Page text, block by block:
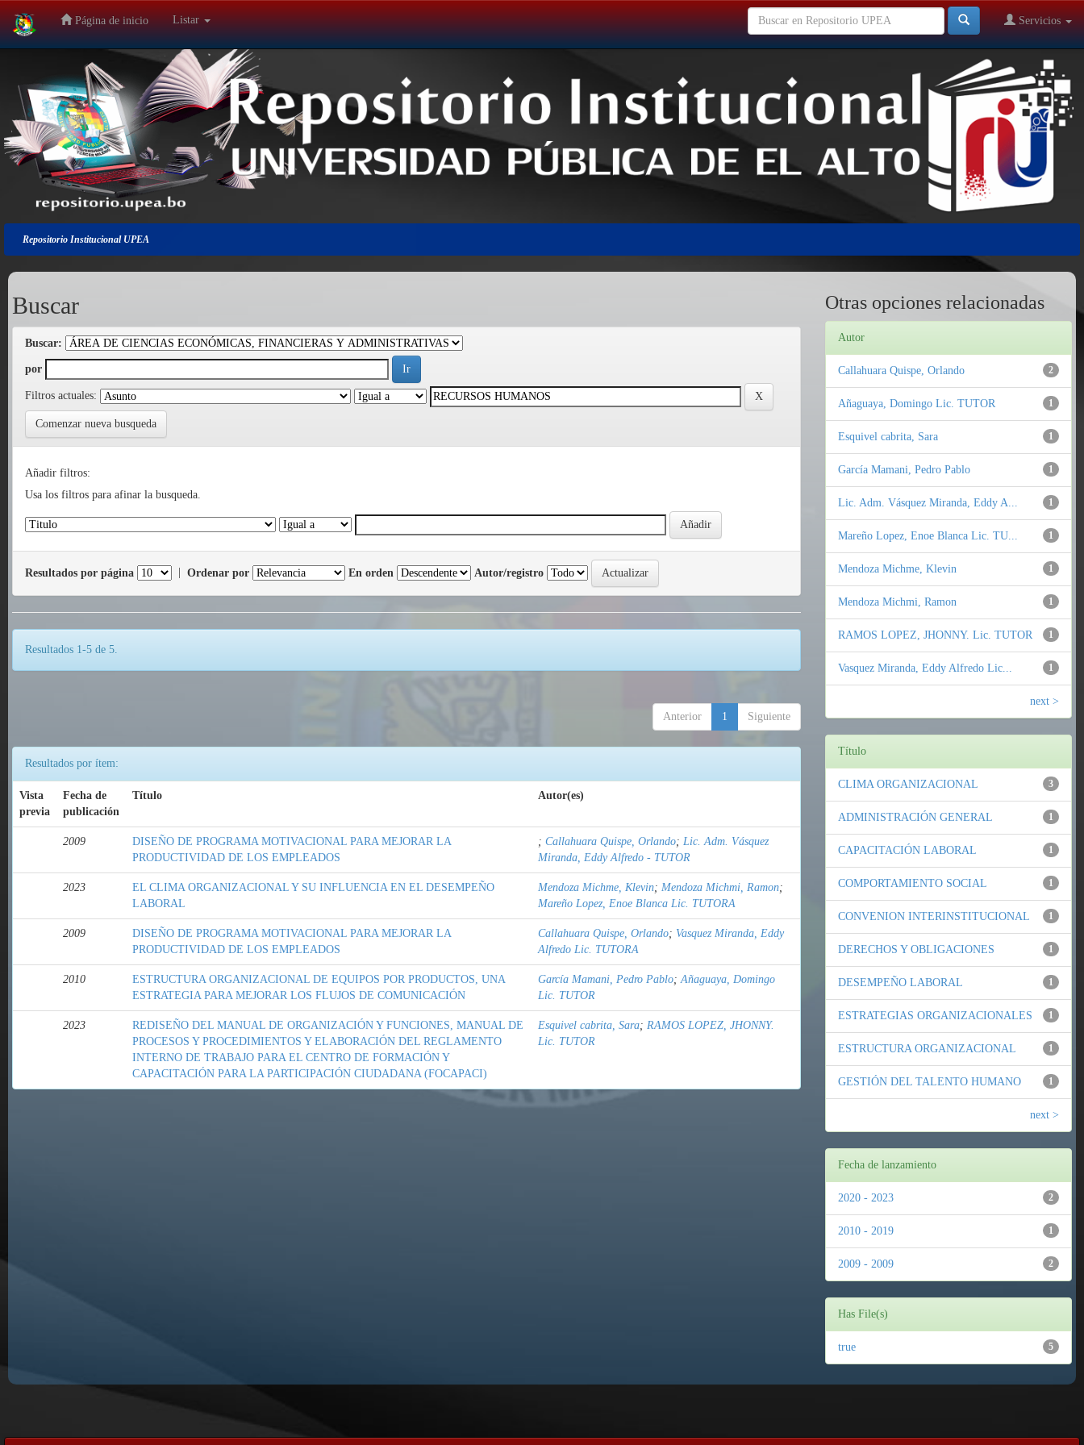
Salir
navegación
Página de inicio Listar Servicios
Repositorio Institucional UPEA
Buscar
Buscar:
por
Filtros actuales:
Comenzar nueva busqueda
Añadir filtros:
Usa los filtros para afinar la busqueda.
Resultados por página Ordenar por En orden Autor/registro
Resultados 1-5 de 5.
Anterior 1 Siguiente
Resultados por ítem:
Vista
previa
Fecha de
publicación
Título Autor(es)
2009
DISEÑO DE PROGRAMA MOTIVACIONAL PARA MEJORAR LA
PRODUCTIVIDAD DE LOS EMPLEADOS
; Callahuara Quispe, Orlando; Lic. Adm. Vásquez
Miranda, Eddy Alfredo - TUTOR
2023
EL CLIMA ORGANIZACIONAL Y SU INFLUENCIA EN EL DESEMPEÑO
LABORAL
Mendoza Michme, Klevin; Mendoza Michmi, Ramon;
Mareño Lopez, Enoe Blanca Lic. TUTORA
2009
DISEÑO DE PROGRAMA MOTIVACIONAL PARA MEJORAR LA
PRODUCTIVIDAD DE LOS EMPLEADOS
Callahuara Quispe, Orlando; Vasquez Miranda, Eddy
Alfredo Lic. TUTORA
2010
ESTRUCTURA ORGANIZACIONAL DE EQUIPOS POR PRODUCTOS, UNA
ESTRATEGIA PARA MEJORAR LOS FLUJOS DE COMUNICACIÓN
García Mamani, Pedro Pablo;Añaguaya, Domingo
Lic. TUTOR
2023
REDISEÑO DEL MANUAL DE ORGANIZACIÓN Y FUNCIONES, MANUAL DE
PROCESOS Y PROCEDIMIENTOS Y ELABORACIÓN DEL REGLAMENTO
INTERNO DE TRABAJO PARA EL CENTRO DE FORMACIÓN Y
CAPACITACIÓN PARA LA PARTICIPACIÓN CIUDADANA (FOCAPACI)
Esquivel cabrita, Sara; RAMOS LOPEZ, JHONNY.
Lic. TUTOR
Otras opciones relacionadas
Autor
2
Callahuara Quispe, Orlando
1
Añaguaya, Domingo Lic. TUTOR
1
Esquivel cabrita, Sara
1
García Mamani, Pedro Pablo
1
Lic. Adm. Vásquez Miranda, Eddy A...
1
Mareño Lopez, Enoe Blanca Lic. TU...
1
Mendoza Michme, Klevin
1
Mendoza Michmi, Ramon
1
RAMOS LOPEZ, JHONNY. Lic. TUTOR
1
Vasquez Miranda, Eddy Alfredo Lic...
next >
Título
3
CLIMA ORGANIZACIONAL
1
ADMINISTRACIÓN GENERAL
1
CAPACITACIÓN LABORAL
1
COMPORTAMIENTO SOCIAL
1
CONVENION INTERINSTITUCIONAL
1
DERECHOS Y OBLIGACIONES
1
DESEMPEÑO LABORAL
1
ESTRATEGIAS ORGANIZACIONALES
1
ESTRUCTURA ORGANIZACIONAL
1
GESTIÓN DEL TALENTO HUMANO
next >
Fecha de lanzamiento
2
2020 - 2023
1
2010 - 2019
2
2009 - 2009
Has File(s)
5
true